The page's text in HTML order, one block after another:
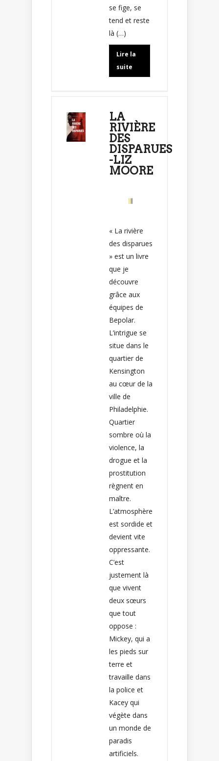
se fige, se
tend et reste
là (…)
Lire la
suite
LA
RIVIÈRE
DES
DISPARUES
-LIZ
MOORE
« La rivière
des disparues
» est un livre
que je
découvre
grâce aux
équipes de
Bepolar.
L’intrigue se
situe dans le
quartier de
Kensington
au cœur de la
ville de
Philadelphie.
Quartier
sombre où la
violence, la
drogue et la
prostitution
règnent en
maître.
L’atmosphère
est sordide et
devient vite
oppressante.
C’est
justement là
que vivent
deux sœurs
que tout
oppose :
Mickey, qui a
les pieds sur
terre et
travaille dans
la police et
Kacey qui
végète dans
un monde de
paradis
artificiels.